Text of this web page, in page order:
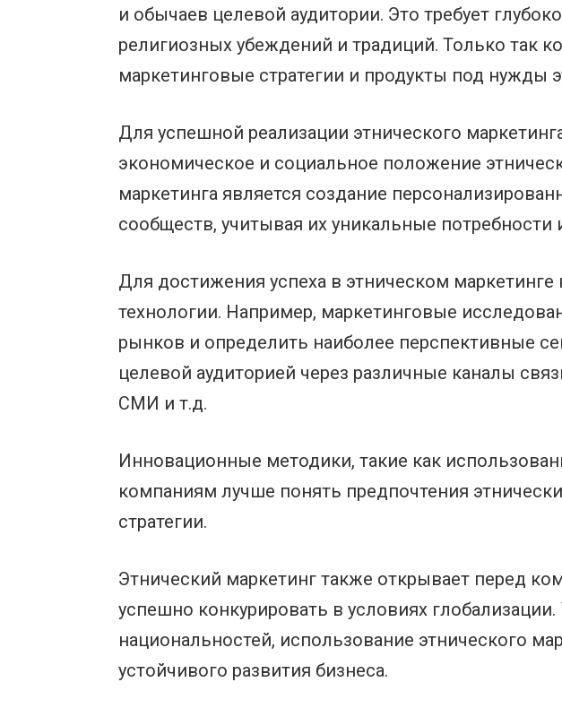
и обычаев целевой аудитории. Это требует
религиозных убеждений и традиций. Только так
маркетинговые стратегии и продукты под нужды
Для успешной реализации этнического
экономическое и социальное положение
маркетинга является создание
сообществ, учитывая их уникальные потребности
Для достижения успеха в этническом
технологии. Например, маркетинговые
рынков и определить наиболее перспективные
целевой аудиторией через различные каналы
СМИ и т.д.
Инновационные методики, такие как
компаниям лучше понять предпочтения
стратегии.
Этнический маркетинг также открывает перед
успешно конкурировать в условиях
национальностей, использование этнического
устойчивого развития бизнеса.